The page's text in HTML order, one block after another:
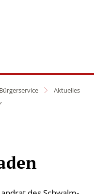
Bürgerservice
Aktuelles